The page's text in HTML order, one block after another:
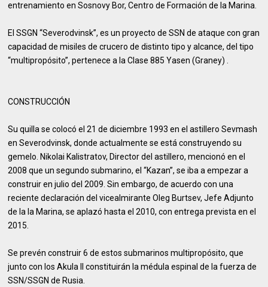
entrenamiento en Sosnovy Bor, Centro de Formación de la Marina.
El SSGN “Severodvinsk”, es un proyecto de SSN de ataque con gran
capacidad de misiles de crucero de distinto tipo y alcance, del tipo
“multipropósito”, pertenece a la Clase 885 Yasen (Graney) .
CONSTRUCCIÓN
Su quilla se colocó el 21 de diciembre 1993 en el astillero Sevmash
en Severodvinsk, donde actualmente se está construyendo su
gemelo. Nikolai Kalistratov, Director del astillero, mencionó en el
2008 que un segundo submarino, el “Kazan”, se iba a empezar a
construir en julio del 2009. Sin embargo, de acuerdo con una
reciente declaración del vicealmirante Oleg Burtsev, Jefe Adjunto
de la la Marina, se aplazó hasta el 2010, con entrega prevista en el
2015.
Se prevén construir 6 de estos submarinos multipropósito, que
junto con los Akula II constituirán la médula espinal de la fuerza de
SSN/SSGN de Rusia.